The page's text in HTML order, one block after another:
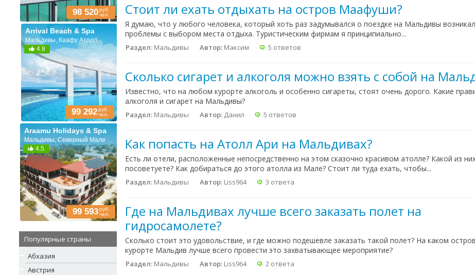
98 520руб.
чел.
Arrival Beach & Spa
Мальдивы, Каафу Атолл
4.8
99 292руб.
чел.
Araamu Holidays & Spa
Мальдивы, Северный Мале Атолл
4.5
99 593руб.
чел.
Популярные страны
Абхазия
Австрия
Стоит ли ехать отдыхать на остров Маафуши?
Я думаю, что у любого человека, который хоть раз задумывался о поездке на Мальдивы
проблемы с выбором места отдыха. Туристическим фирмам я принципиально...
Раздел: Мальдивы Автор: Максим 5 ответов
Сколько сигарет и алкоголя можно взять с собой на
Известно, что на любом курорте алкоголь и особенно сигареты, стоят очень дорого. Какие
алкоголя и сигарет на Мальдивы?
Раздел: Мальдивы Автор: Данил 5 ответов
Как попасть на Атолл Ари на Мальдивах?
Есть ли отели, расположенные непосредственно на этом сказочно красивом атолле? Какой из
посоветуете? Как добираться до этого атолла из Мале? Стоит ли туда ехать, чтобы...
Раздел: Мальдивы Автор: Liss964 3 ответа
Где на Мальдивах лучше всего заказать полет на
гидросамолете?
Сколько стоит это удовольствие, и где можно подешевле заказать такой полет? На каком
курорте Мальдив лучше всего провести это захватывающее мероприятие?
Раздел: Мальдивы Автор: Liss964 2 ответа